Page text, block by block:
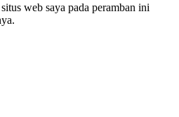
web saya pada peramban ini